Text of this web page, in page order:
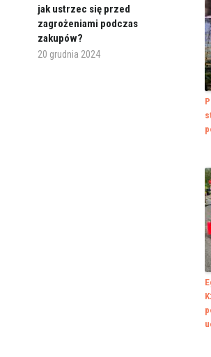
jak ustrzec się przed
zagrożeniami podczas
zakupów?
20 grudnia 2024